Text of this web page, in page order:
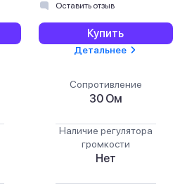
Оставить отзыв
Купить
Детальнее
Сопротивление
30 Ом
Наличие регулятора
громкости
Нет